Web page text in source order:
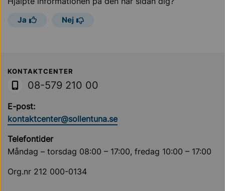
Ja Nej
Sollentuna Kommun
KONTAKTCENTER
08-579 210 00
E-post:
kontaktcenter@sollentuna.se
Telefontider
Måndag – torsdag 08:00 – 17:00, fredag 10:00 – 17:00
Org.nr 212 000-0134